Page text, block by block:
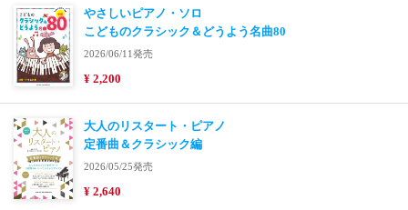
やさしいピアノ・ソロ
こどものクラシック＆どうよう名曲80
2026/06/11発売
¥ 2,200
大人のリスタート・ピアノ
定番曲＆クラシック編
2026/05/25発売
¥ 2,640